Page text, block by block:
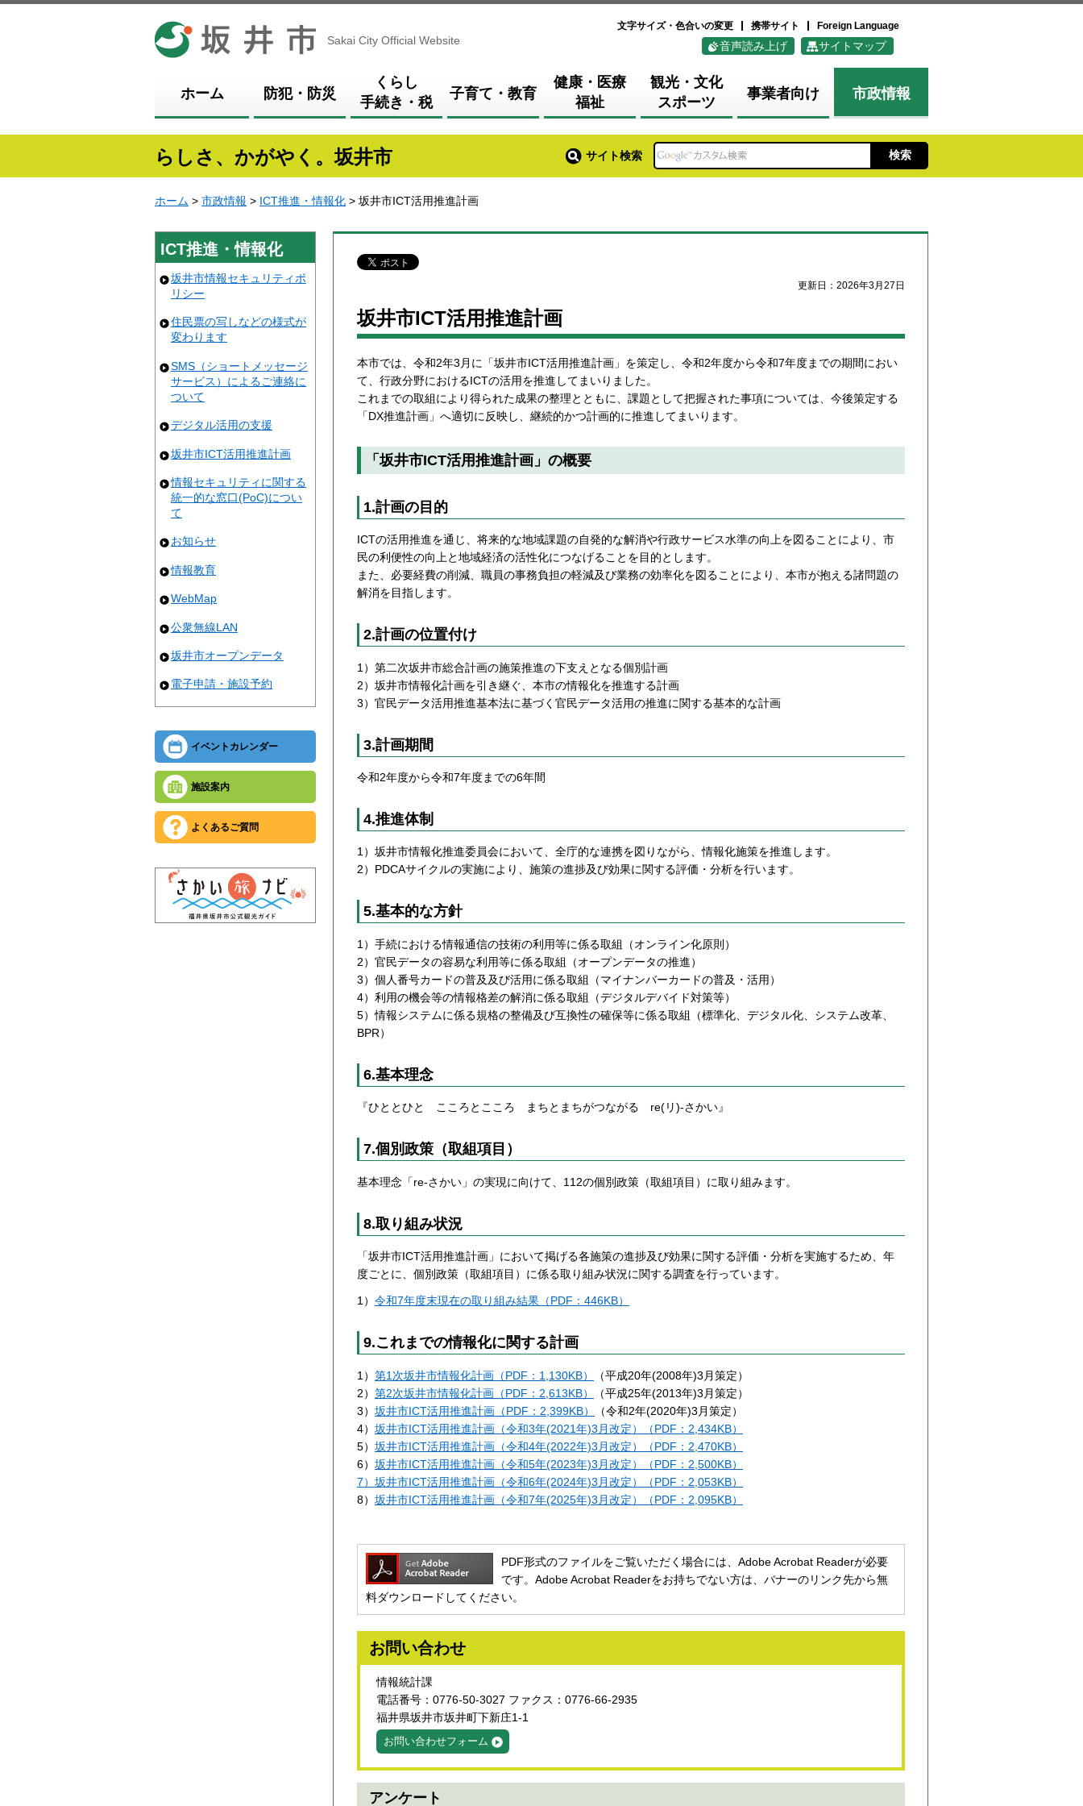
坂井市
Sakai City Official Website
文字サイズ・色合いの変更 携帯サイト Foreign Language
音声読み上げ サイトマップ
ホーム 防犯・防災
くらし
手続き・税
子育て・教育
健康・医療
福祉
観光・文化
スポーツ
事業者向け 市政情報
らしさ、かがやく。坂井市 サイト検索
ホーム > 市政情報 > ICT推進・情報化 > 坂井市ICT活用推進計画
ICT推進・情報化
坂井市情報セキュリティポ
リシー
住民票の写しなどの様式が
変わります
SMS（ショートメッセージ
サービス）によるご連絡に
ついて
デジタル活用の支援
坂井市ICT活用推進計画
情報セキュリティに関する
統一的な窓口(PoC)につい
て
お知らせ
情報教育
WebMap
公衆無線LAN
坂井市オープンデータ
電子申請・施設予約
イベントカレンダー
施設案内
よくあるご質問
更新日：2026年3月27日
坂井市ICT活用推進計画
本市では、令和2年3月に「坂井市ICT活用推進計画」を策定し、令和2年度から令和7年度までの期間におい
て、行政分野におけるICTの活用を推進してまいりました。
これまでの取組により得られた成果の整理とともに、課題として把握された事項については、今後策定する
「DX推進計画」へ適切に反映し、継続的かつ計画的に推進してまいります。
「坂井市ICT活用推進計画」の概要
1.計画の目的
ICTの活用推進を通じ、将来的な地域課題の自発的な解消や行政サービス水準の向上を図ることにより、市
民の利便性の向上と地域経済の活性化につなげることを目的とします。
また、必要経費の削減、職員の事務負担の軽減及び業務の効率化を図ることにより、本市が抱える諸問題の
解消を目指します。
2.計画の位置付け
1）第二次坂井市総合計画の施策推進の下支えとなる個別計画
2）坂井市情報化計画を引き継ぐ、本市の情報化を推進する計画
3）官民データ活用推進基本法に基づく官民データ活用の推進に関する基本的な計画
3.計画期間
令和2年度から令和7年度までの6年間
4.推進体制
1）坂井市情報化推進委員会において、全庁的な連携を図りながら、情報化施策を推進します。
2）PDCAサイクルの実施により、施策の進捗及び効果に関する評価・分析を行います。
5.基本的な方針
1）手続における情報通信の技術の利用等に係る取組（オンライン化原則）
2）官民データの容易な利用等に係る取組（オープンデータの推進）
3）個人番号カードの普及及び活用に係る取組（マイナンバーカードの普及・活用）
4）利用の機会等の情報格差の解消に係る取組（デジタルデバイド対策等）
5）情報システムに係る規格の整備及び互換性の確保等に係る取組（標準化、デジタル化、システム改革、
BPR）
6.基本理念
『ひととひと こころとこころ まちとまちがつながる re(リ)-さかい』
7.個別政策（取組項目）
基本理念「re-さかい」の実現に向けて、112の個別政策（取組項目）に取り組みます。
8.取り組み状況
「坂井市ICT活用推進計画」において掲げる各施策の進捗及び効果に関する評価・分析を実施するため、年
度ごとに、個別政策（取組項目）に係る取り組み状況に関する調査を行っています。
1） 令和7年度末現在の取り組み結果（PDF：446KB）
9.これまでの情報化に関する計画
1） 第1次坂井市情報化計画（PDF：1,130KB）
（平成20年(2008年)3月策定）
2） 第2次坂井市情報化計画（PDF：2,613KB）
（平成25年(2013年)3月策定）
3） 坂井市ICT活用推進計画（PDF：2,399KB）
（令和2年(2020年)3月策定）
4） 坂井市ICT活用推進計画（令和3年(2021年)3月改定）（PDF：2,434KB）
5） 坂井市ICT活用推進計画（令和4年(2022年)3月改定）（PDF：2,470KB）
6） 坂井市ICT活用推進計画（令和5年(2023年)3月改定）（PDF：2,500KB）
7）坂井市ICT活用推進計画（令和6年(2024年)3月改定）（PDF：2,053KB）
8） 坂井市ICT活用推進計画（令和7年(2025年)3月改定）（PDF：2,095KB）
PDF形式のファイルをご覧いただく場合には、Adobe Acrobat Readerが必要
です。Adobe Acrobat Readerをお持ちでない方は、バナーのリンク先から無
料ダウンロードしてください。
お問い合わせ
情報統計課
電話番号：0776-50-3027 ファクス：0776-66-2935
福井県坂井市坂井町下新庄1-1
お問い合わせフォーム
アンケート